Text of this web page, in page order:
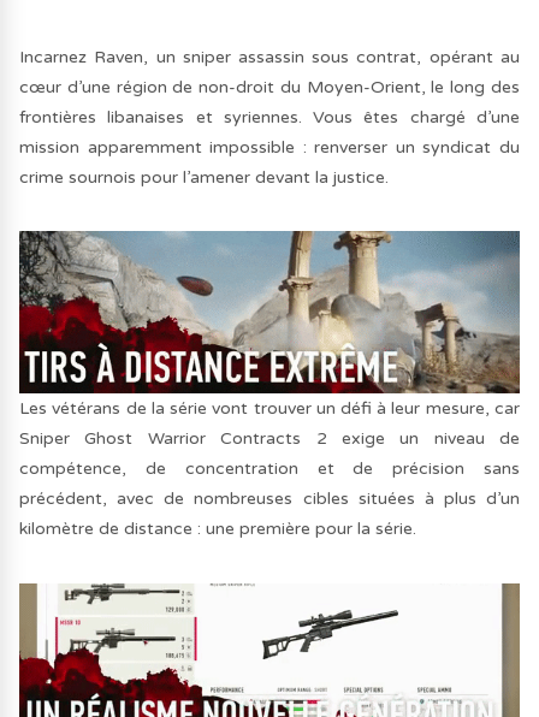
Incarnez Raven, un sniper assassin sous contrat, opérant au
cœur d’une région de non-droit du Moyen-Orient, le long des
frontières libanaises et syriennes. Vous êtes chargé d’une
mission apparemment impossible : renverser un syndicat du
crime sournois pour l’amener devant la justice.
Les vétérans de la série vont trouver un défi à leur mesure, car
Sniper Ghost Warrior Contracts 2 exige un niveau de
compétence, de concentration et de précision sans
précédent, avec de nombreuses cibles situées à plus d’un
kilomètre de distance : une première pour la série.